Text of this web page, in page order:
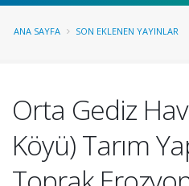
ANA SAYFA SON EKLENEN YAYINLAR
Orta Gediz
Köyü) Tarım